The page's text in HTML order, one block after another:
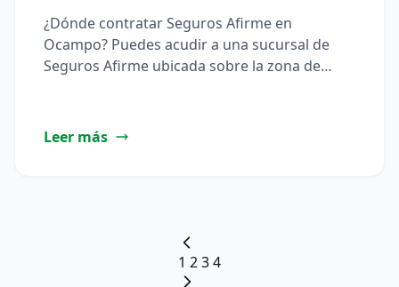
¿Dónde contratar Seguros Afirme en
Ocampo? Puedes acudir a una sucursal de
Seguros Afirme ubicada sobre la zona de
Leer más
Paginación
de
1 234